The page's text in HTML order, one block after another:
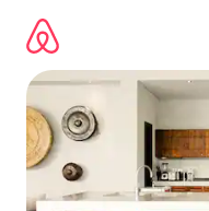
para
conteúdo